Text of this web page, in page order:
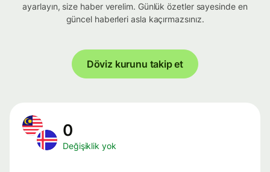
ayarlayın, size haber verelim. Günlük özetler sayesinde en
güncel haberleri asla kaçırmazsınız.
Döviz kurunu takip et
0
Değişiklik yok